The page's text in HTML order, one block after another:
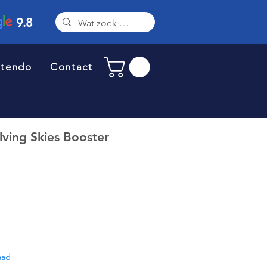
9.8
Contact
Skies Booster